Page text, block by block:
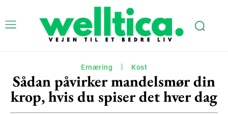
Ernæring Kost
Sådan påvirker mandelsmør din
krop, hvis du spiser det hver dag